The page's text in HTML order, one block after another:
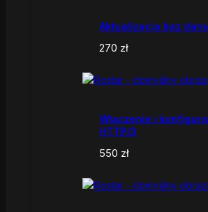
Aktualizacja baz
270 zł
Włączenie i
HTTP/3
550 zł